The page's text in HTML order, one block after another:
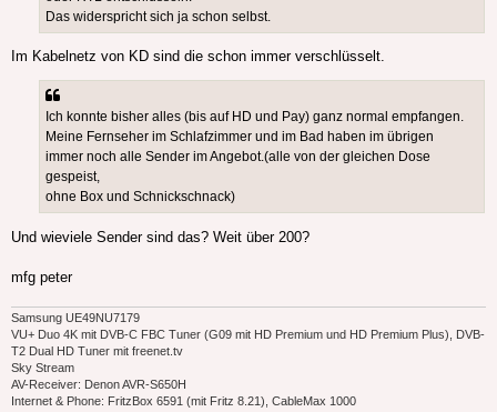
Das widerspricht sich ja schon selbst.
Im Kabelnetz von KD sind die schon immer verschlüsselt.
Ich konnte bisher alles (bis auf HD und Pay) ganz normal empfangen.
Meine Fernseher im Schlafzimmer und im Bad haben im übrigen
immer noch alle Sender im Angebot.(alle von der gleichen Dose
gespeist,
ohne Box und Schnickschnack)
Und wieviele Sender sind das? Weit über 200?
mfg peter
Samsung UE49NU7179
VU+ Duo 4K mit DVB-C FBC Tuner (G09 mit HD Premium und HD Premium Plus), DVB-
T2 Dual HD Tuner mit freenet.tv
Sky Stream
AV-Receiver: Denon AVR-S650H
Internet & Phone: FritzBox 6591 (mit Fritz 8.21), CableMax 1000